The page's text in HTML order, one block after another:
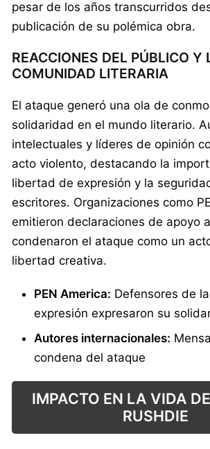
pesar de los años transcurridos
publicación de su polémica obra.
REACCIONES DEL PÚBLICO Y
COMUNIDAD LITERARIA
El ataque generó una ola de
solidaridad en el mundo literario.
intelectuales y líderes de opinión
acto violento, destacando la
libertad de expresión y la
escritores. Organizaciones como
emitieron declaraciones de apoyo
condenaron el ataque como un
libertad creativa.
PEN America: Defensores de
expresión expresaron su
Autores internacionales:
condena del ataque
IMPACTO EN LA VIDA
RUSHDIE